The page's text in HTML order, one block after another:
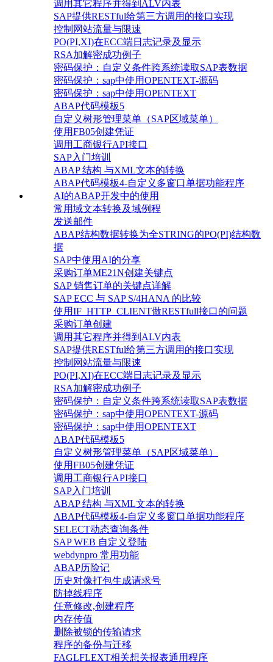
调用其它程序并得到ALV内表
SAP提供RESTful给第三方调用的接口实现
控制网站流量与限速
PO(PI,XI)在ECC端日志记录及显示
RSA加解密成功例子
密码保护：自定义条件跨系统读取SAP表数据
密码保护：sap中使用OPENTEXT-源码
密码保护：sap中使用OPENTEXT
ABAP代码模板5
自定义树形管理菜单（SAP区域菜单）
使用FB05创建凭证
调用工商银行API接口
SAP入门培训
ABAP 结构 与XML文本的转换
ABAP代码模板4-自定义多窗口单据功能程序
AI的ABAP开发中的使用
常用域文本转换及域例程
发送邮件
ABAP结构数据转换为全STRING的PO(PI)结构数
据
SAP中使用AI的分享
采购订单ME21N创建关键点
SAP 销售订单的关键点详解
SAP ECC 与 SAP S/4HANA 的比较
使用IF_HTTP_CLIENT做RESTfull接口的问题
采购订单创建
调用其它程序并得到ALV内表
SAP提供RESTful给第三方调用的接口实现
控制网站流量与限速
PO(PI,XI)在ECC端日志记录及显示
RSA加解密成功例子
密码保护：自定义条件跨系统读取SAP表数据
密码保护：sap中使用OPENTEXT-源码
密码保护：sap中使用OPENTEXT
ABAP代码模板5
自定义树形管理菜单（SAP区域菜单）
使用FB05创建凭证
调用工商银行API接口
SAP入门培训
ABAP 结构 与XML文本的转换
ABAP代码模板4-自定义多窗口单据功能程序
SELECT动态查询条件
SAP WEB 自定义登陆
webdynpro 常用功能
ABAP历险记
历史对像打包生成请求号
防掉线程序
任意修改,创建程序
内存传值
删除被锁的传输请求
程序的备份与迁移
FAGLFLEXT相关想关报表通用程序